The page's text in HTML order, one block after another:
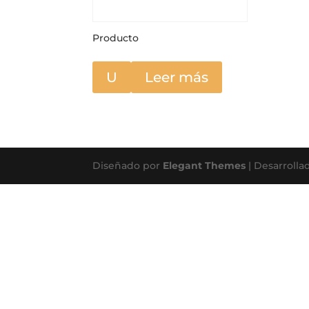
Producto
U Leer más
Diseñado por Elegant Themes |